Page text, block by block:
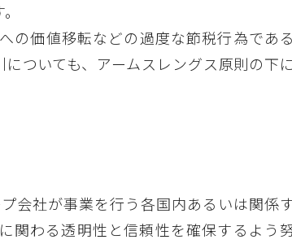
の価値移転などの過度な節税行為である
ついても、アームスレングス原則の下に
会社が事業を行う各国内あるいは関係
関わる透明性と信頼性を確保するよう